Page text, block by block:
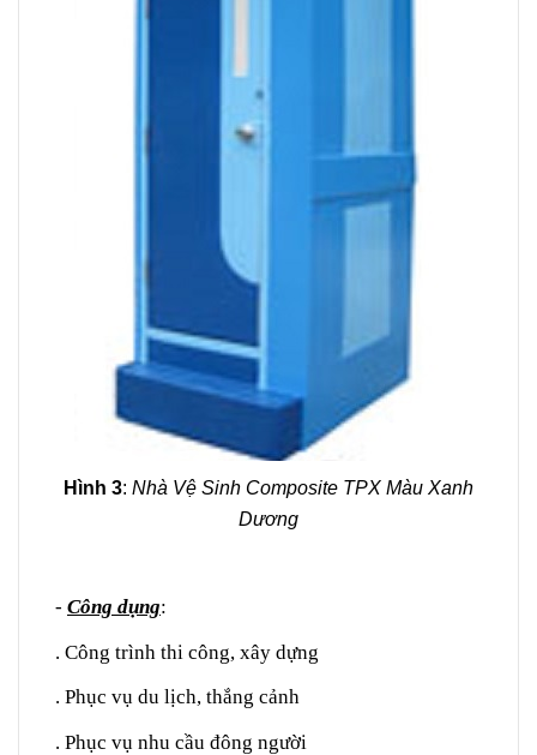
Hình 3: Nhà Vệ Sinh Composite TPX Màu Xanh
Dương
- Công dụng:
. Công trình thi công, xây dựng
. Phục vụ du lịch, thắng cảnh
. Phục vụ nhu cầu đông người